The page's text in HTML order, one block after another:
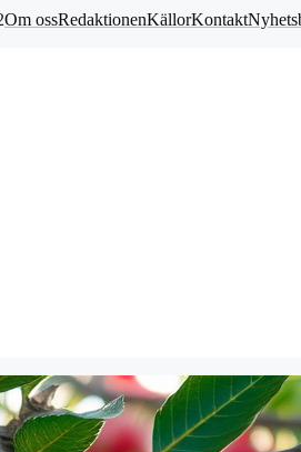
Om ossRedaktionenKällorKontakt